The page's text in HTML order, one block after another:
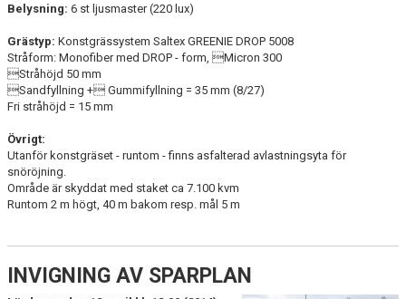
Belysning: 6 st ljusmaster (220 lux)
Grästyp: Konstgrässystem Saltex GREENIE DROP 5008
Stråform: Monofiber med DROP - form, Micron 300
Stråhöjd 50 mm
Sandfyllning + Gummifyllning = 35 mm (8/27)
Fri stråhöjd = 15 mm
Övrigt:
Utanför konstgräset - runtom - finns asfalterad avlastningsyta för
snöröjning.
Område är skyddat med staket ca 7.100 kvm
Runtom 2 m högt, 40 m bakom resp. mål 5 m
INVIGNING AV SPARPLAN